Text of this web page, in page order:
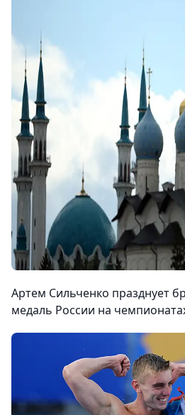
Артем Сильченко празднует
медаль России на